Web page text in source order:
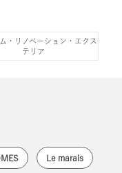
・リノベーション・エクス
テリア
Le marais